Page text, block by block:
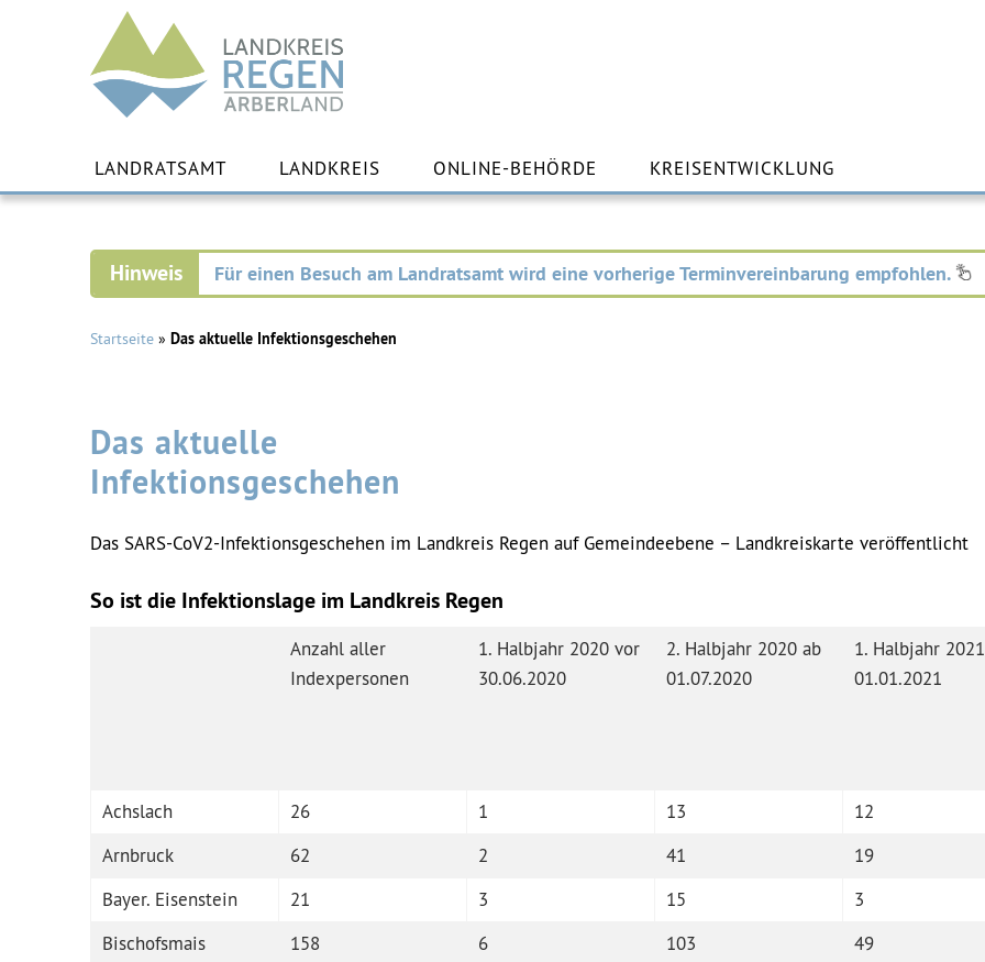
Landkreis
Regen
Inhalt
springen
LANDRATSAMT LANDKREIS ONLINE-BEHÖRDE KREISENTWICKLUNG
Für einen Besuch am Landratsamt wird eine vorherige Terminvereinbarung empfohlen.
Startseite » Das aktuelle Infektionsgeschehen
Das aktuelle
Infektionsgeschehen
Das SARS-CoV2-Infektionsgeschehen im Landkreis Regen auf Gemeindeebene – Landkreiskarte veröffentlicht
So ist die Infektionslage im Landkreis Regen
Anzahl aller
Indexpersonen
1. Halbjahr 2020 vor
30.06.2020
2. Halbjahr 2020 ab
01.07.2020
1. Halbjahr
01.01.2021
Achslach 26 1 13 12
Arnbruck
62 2 41 19
Bayer. Eisenstein
21 3 15 3
Bischofsmais
158 6 103 49